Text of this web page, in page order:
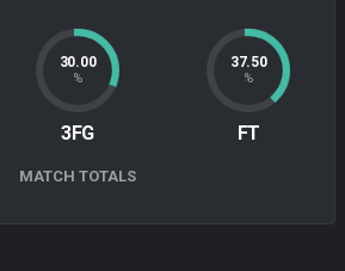
30.00
%
3FG
37.50
%
FT
MATCH TOTALS